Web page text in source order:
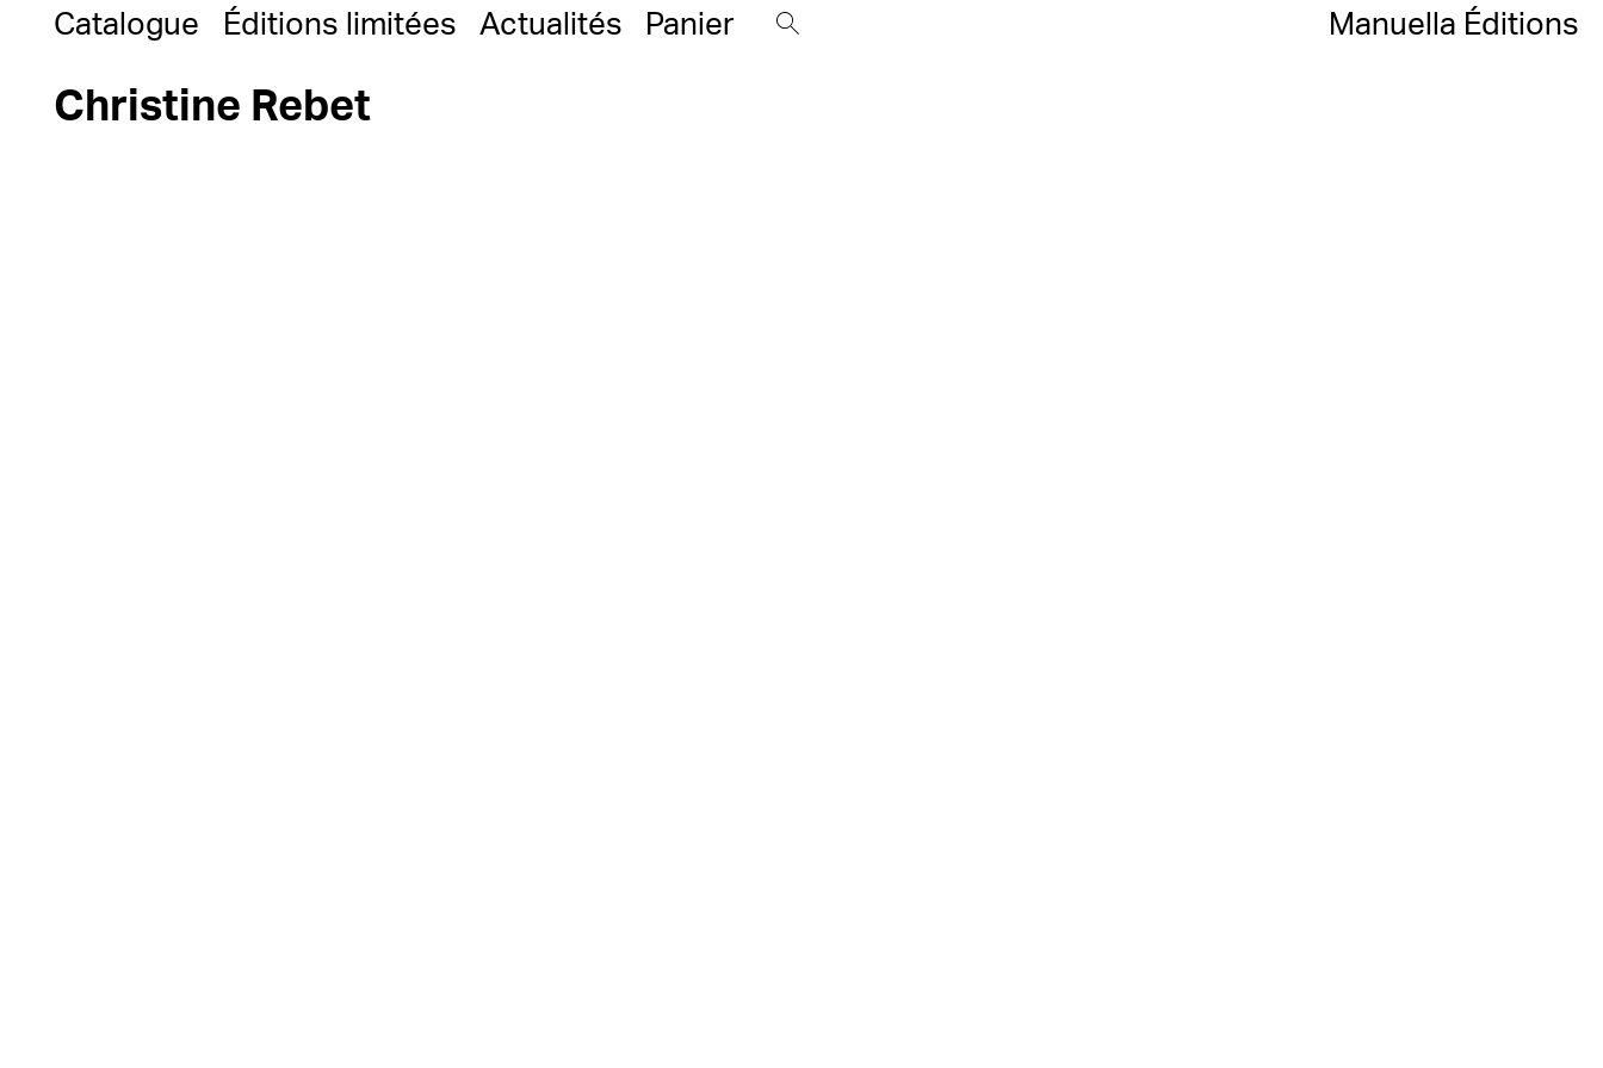
Catalogue Éditions limitées Actualités Panier Manuella Éditions
Christine Rebet